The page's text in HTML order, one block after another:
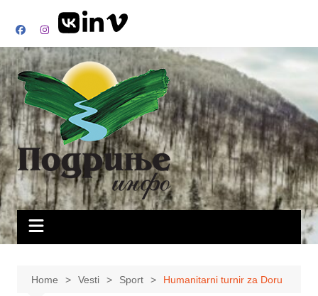
Home Vesti Sport Humanitarni turnir za Doru